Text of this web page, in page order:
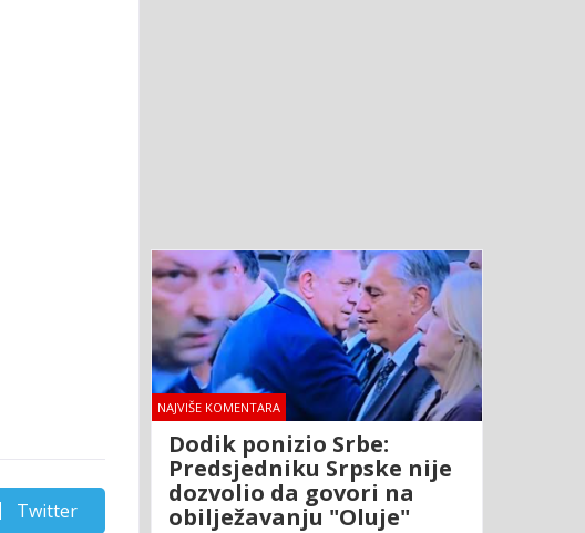
Twitter
NAJVIŠE KOMENTARA
Dodik ponizio Srbe:
Predsjedniku Srpske nije
dozvolio da govori na
obilježavanju "Oluje"